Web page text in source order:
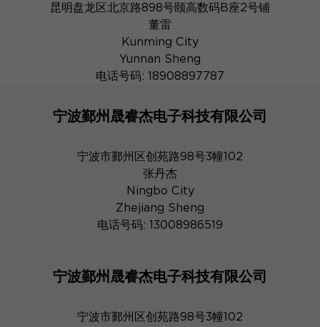
昆明盘龙区北京路898号颐高数码B座2号铺
董雷
Kunming City
Yunnan Sheng
电话号码: 18908897787
宁波鄞州晟睿杰电子科技有限公司
宁波市鄞州区创苑路98号3幢102
张丹杰
Ningbo City
Zhejiang Sheng
电话号码: 13008986519
宁波鄞州晟睿杰电子科技有限公司
宁波市鄞州区创苑路98号3幢102